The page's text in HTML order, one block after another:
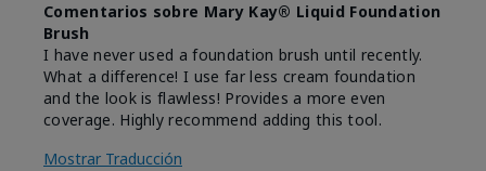
Comentarios sobre Mary Kay® Liquid Foundation
Brush
I have never used a foundation brush until recently.
What a difference! I use far less cream foundation
and the look is flawless! Provides a more even
coverage. Highly recommend adding this tool.
Mostrar Traducción